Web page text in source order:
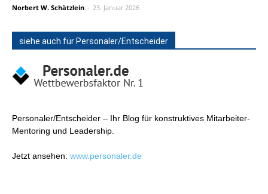
Norbert W. Schätzlein - 23. Januar 2026
siehe auch für Personaler/Entscheider
Personaler/Entscheider – Ihr Blog für konstruktives Mitarbeiter-
Mentoring und Leadership.
Jetzt ansehen: www.personaler.de